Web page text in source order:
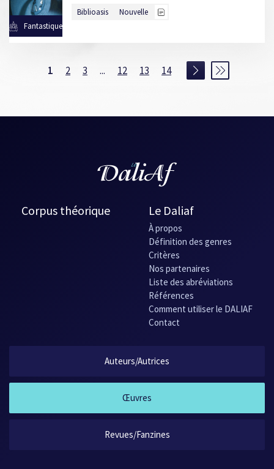
Fantastique
Biblioasis Nouvelle
1 2 3 ... 12 13 14
Corpus théorique Le Daliaf
À propos
Définition des genres
Critères
Nos partenaires
Liste des abréviations
Références
Comment utiliser le DALIAF
Contact
Auteurs/Autrices
Œuvres
Revues/Fanzines